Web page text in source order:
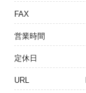
FAX
営業時間
定休日
URL